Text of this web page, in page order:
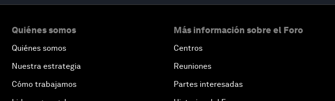
Quiénes somos
Quiénes somos
Nuestra estrategia
Cómo trabajamos
Más información sobre el Foro
Centros
Reuniones
Partes interesadas